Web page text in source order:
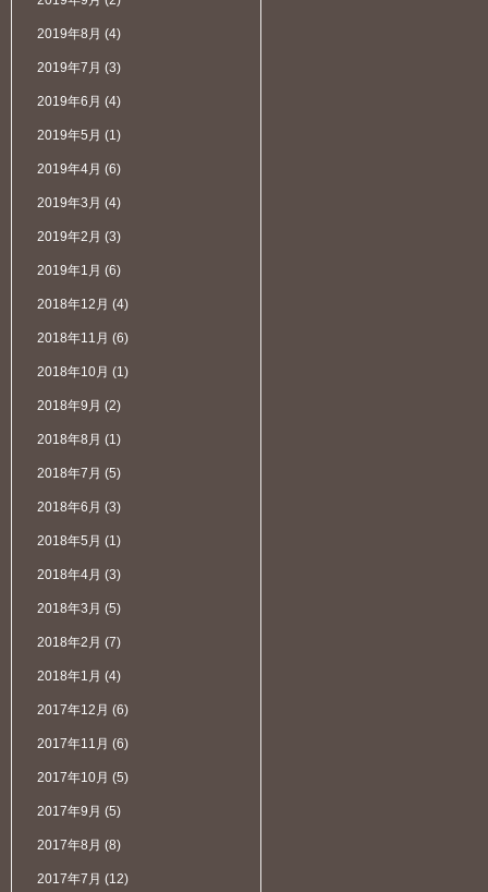
2019年8月 (4)
2019年7月 (3)
2019年6月 (4)
2019年5月 (1)
2019年4月 (6)
2019年3月 (4)
2019年2月 (3)
2019年1月 (6)
2018年12月 (4)
2018年11月 (6)
2018年10月 (1)
2018年9月 (2)
2018年8月 (1)
2018年7月 (5)
2018年6月 (3)
2018年5月 (1)
2018年4月 (3)
2018年3月 (5)
2018年2月 (7)
2018年1月 (4)
2017年12月 (6)
2017年11月 (6)
2017年10月 (5)
2017年9月 (5)
2017年8月 (8)
2017年7月 (12)